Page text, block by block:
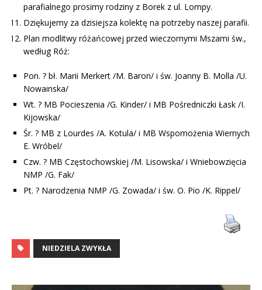
parafialnego prosimy rodziny z Borek z ul. Lompy.
Dziękujemy za dzisiejsza kolektę na potrzeby naszej parafii.
Plan modlitwy różańcowej przed wieczornymi Mszami św.,
według Róż:
Pon. ? bł. Marii Merkert /M. Baron/ i św. Joanny B. Molla /U.
Nowainska/
Wt. ? MB Pocieszenia /G. Kinder/ i MB Pośredniczki Łask /I.
Kijowska/
Śr. ? MB z Lourdes /A. Kotula/ i MB Wspomożenia Wiernych
E. Wróbel/
Czw. ? MB Częstochowskiej /M. Lisowska/ i Wniebowzięcia
NMP /G. Fak/
Pt. ? Narodzenia NMP /G. Zowada/ i św. O. Pio /K. Rippel/
NIEDZIELA ZWYKŁA